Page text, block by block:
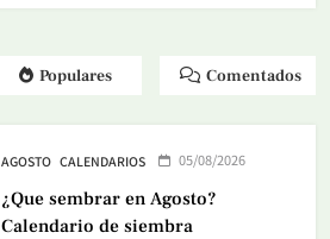
Populares Comentados
AGOSTO CALENDARIOS 05/08/2026
¿Que sembrar en Agosto?
Calendario de siembra